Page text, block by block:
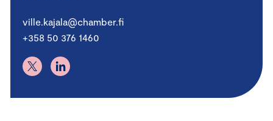
ville.kajala@chamber.fi
+358 50 376 1460